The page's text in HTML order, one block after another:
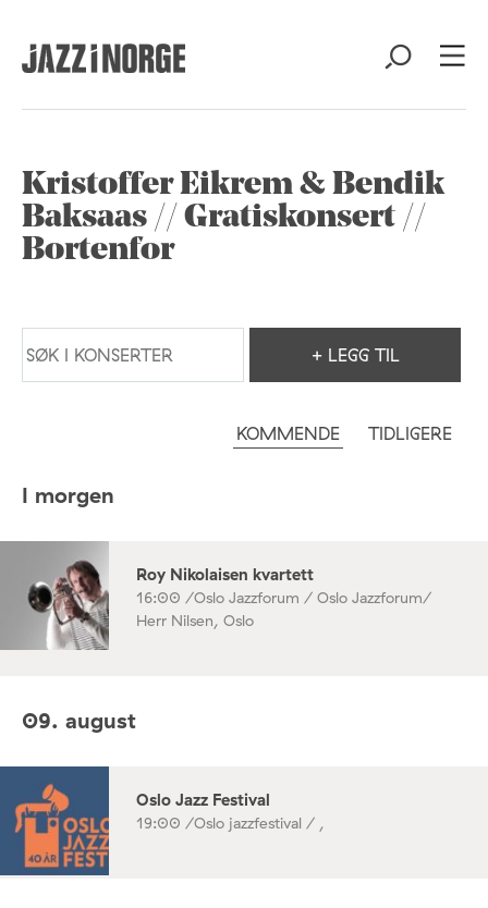
Kristoffer Eikrem & Bendik
Baksaas // Gratiskonsert //
Bortenfor
+ LEGG TIL
KOMMENDE TIDLIGERE
I morgen
Roy Nikolaisen kvartett
16:00 /Oslo Jazzforum / Oslo Jazzforum/
Herr Nilsen, Oslo
09. august
Oslo Jazz Festival
19:00 /Oslo jazzfestival / ,